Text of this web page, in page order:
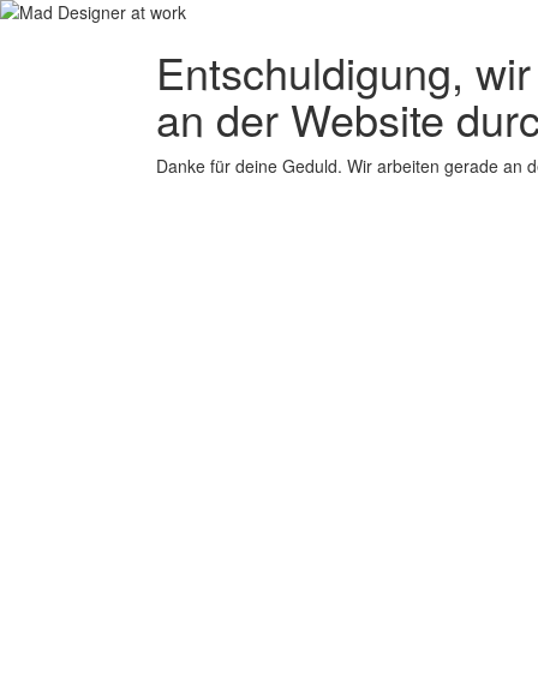
Entschuldigung,
an der Website
Danke für deine Geduld. Wir arbeiten gerade an